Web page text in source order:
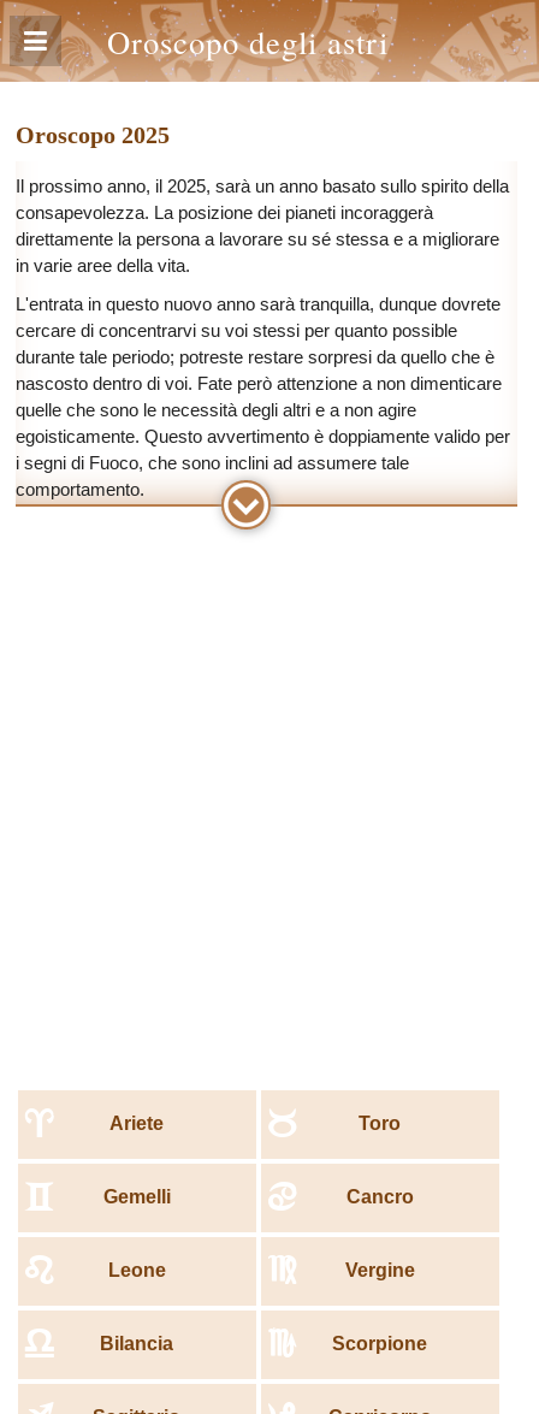
Oroscopo degli astri
Oroscopo 2025
Il prossimo anno, il 2025, sarà un anno basato sullo spirito della
consapevolezza. La posizione dei pianeti incoraggerà
direttamente la persona a lavorare su sé stessa e a migliorare
in varie aree della vita.
L'entrata in questo nuovo anno sarà tranquilla, dunque dovrete
cercare di concentrarvi su voi stessi per quanto possible
durante tale periodo; potreste restare sorpresi da quello che è
nascosto dentro di voi. Fate però attenzione a non dimenticare
quelle che sono le necessità degli altri e a non agire
egoisticamente. Questo avvertimento è doppiamente valido per
i segni di Fuoco, che sono inclini ad assumere tale
comportamento.
Giove è nei Pesci, cosa che ci influenzerà nella prima metà
In inverno tutte le questioni accumulate nei mesi passati
2025 ci ha portato. Ma la cosa a cui dovremo prestare maggiore
dell'anno, specie intorno alle feste di Natale, il nostro corpo sarà
debole e facile preda di qualsiasi batterio. Bisognerà fare
attenzione all'assunzione di vitamine e ad eseguire esercizi
salutari, per superare questo periodo senza problemi.
Ariete
a Toro
b
Gemelli
c Cancro
d
Leone
e Vergine
f
Bilancia
g Scorpione
h